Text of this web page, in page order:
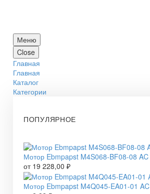
Меню
Close
Главная
Главная
Каталог
Категории
ПОПУЛЯРНОЕ
Мотор Ebmpapst M4S068-BF08-08 AC
от 19 228,00 ₽
Мотор Ebmpapst M4Q045-EA01-01 AC